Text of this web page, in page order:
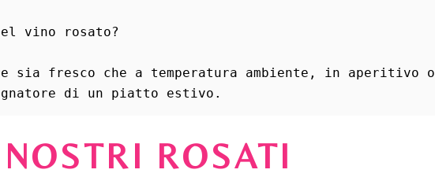
vino rosato?
sia fresco che a temperatura ambiente, in aperitivo o
di un piatto estivo.
ROSATI